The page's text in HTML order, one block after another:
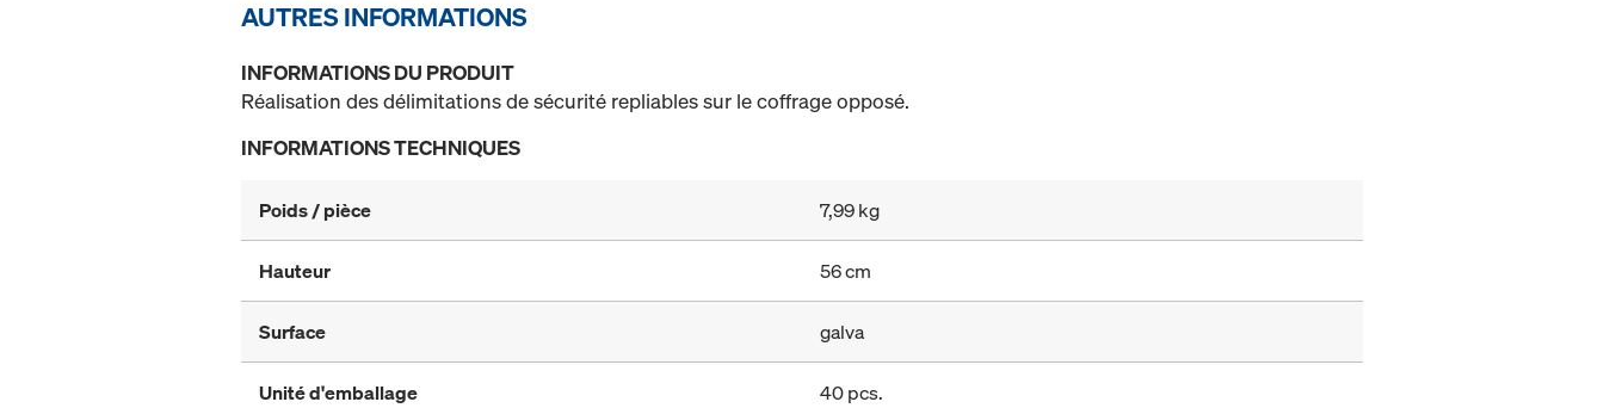
AUTRES INFORMATIONS
INFORMATIONS DU PRODUIT
Réalisation des délimitations de sécurité repliables sur le coffrage opposé.
INFORMATIONS TECHNIQUES
Poids / pièce 7,99 kg
Hauteur 56 cm
Surface galva
Unité d'emballage 40 pcs.